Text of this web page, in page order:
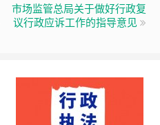
市场监管总局关于做好行政复
议行政应诉工作的指导意见